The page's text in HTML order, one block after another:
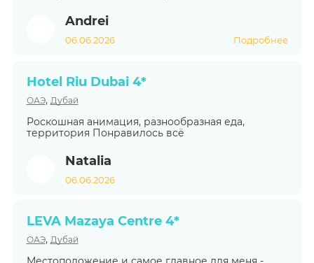
Andrei
06.06.2026 Подробнее
Hotel Riu Dubai 4*
ОАЭ, Дубай
Роскошная анимация, разнообразная еда,
территория Понравилось всё
Natalia
06.06.2026
LEVA Mazaya Centre 4*
ОАЭ, Дубай